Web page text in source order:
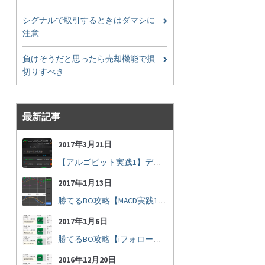
シグナルで取引するときはダマシに
注意
負けそうだと思ったら売却機能で損
切りすべき
最新記事
2017年3月21日
【アルゴビット実践1】デフォルト設定で30秒取引
2017年1月13日
勝てるBO攻略【MACD実践16】30秒取引で勝つには
2017年1月6日
勝てるBO攻略【iフォロー実践17】フォロワーの少ない人をフォローする
2016年12月20日